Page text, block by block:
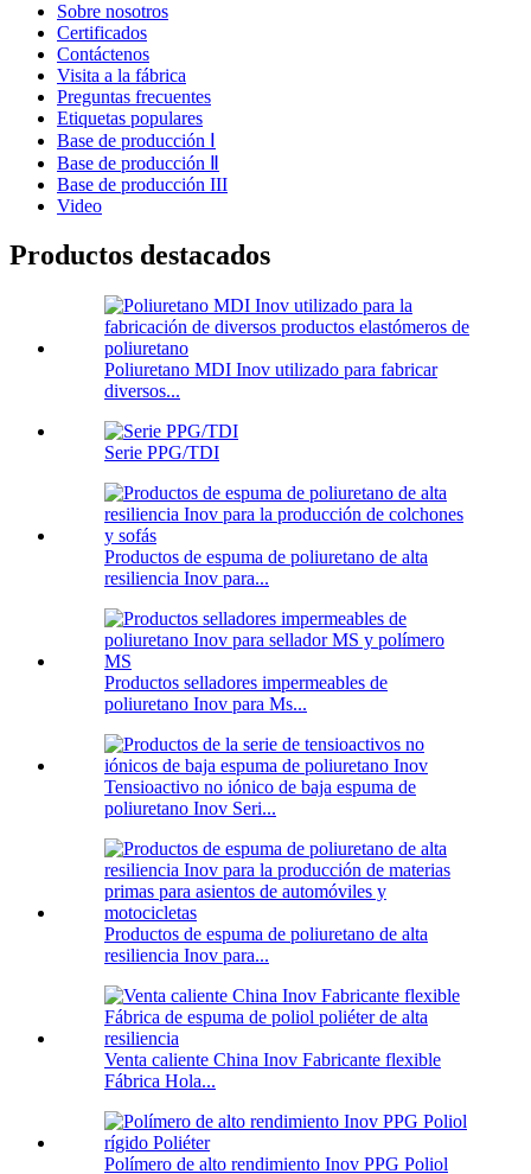
Sobre nosotros
Certificados
Contáctenos
Visita a la fábrica
Preguntas frecuentes
Etiquetas populares
Base de producción Ⅰ
Base de producción Ⅱ
Base de producción III
Video
Productos destacados
Poliuretano MDI Inov utilizado para fabricar
diversos...
Serie PPG/TDI
Productos de espuma de poliuretano de alta
resiliencia Inov para...
Productos selladores impermeables de
poliuretano Inov para Ms...
Tensioactivo no iónico de baja espuma de
poliuretano Inov Seri...
Productos de espuma de poliuretano de alta
resiliencia Inov para...
Venta caliente China Inov Fabricante flexible
Fábrica Hola...
Polímero de alto rendimiento Inov PPG Poliol